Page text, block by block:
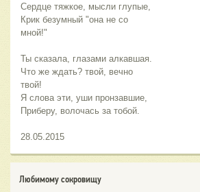
Сердце тяжкое, мысли глупые,
Крик безумный "она не со
мной!"
Ты сказала, глазами алкавшая.
Что же ждать? твой, вечно
твой!
Я слова эти, уши пронзавшие,
Приберу, волочась за тобой.
28.05.2015
Любимому сокровищу